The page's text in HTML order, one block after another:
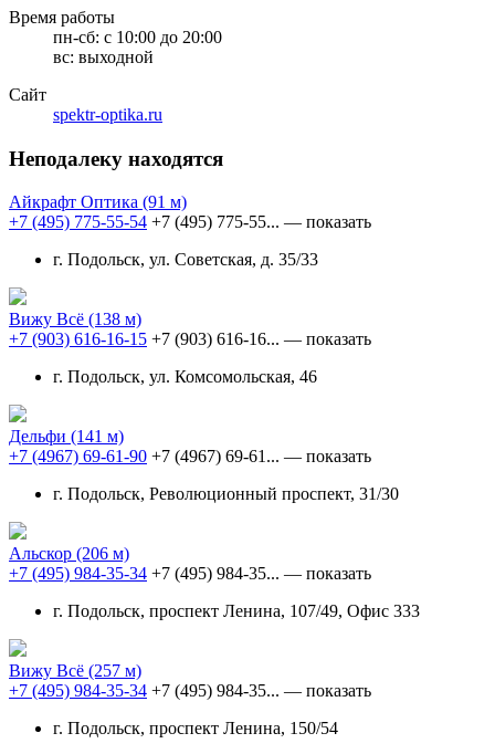
Время работы
пн-сб: с 10:00 до 20:00
вс: выходной
Сайт
spektr-optika.ru
Неподалеку находятся
Айкрафт Оптика (91 м)
+7 (495) 775-55-54 +7 (495) 775-55... — показать
г. Подольск, ул. Советская, д. 35/33
Вижу Всё (138 м)
+7 (903) 616-16-15 +7 (903) 616-16... — показать
г. Подольск, ул. Комсомольская, 46
Дельфи (141 м)
+7 (4967) 69-61-90 +7 (4967) 69-61... — показать
г. Подольск, Революционный проспект, 31/30
Альскор (206 м)
+7 (495) 984-35-34 +7 (495) 984-35... — показать
г. Подольск, проспект Ленина, 107/49, Офис 333
Вижу Всё (257 м)
+7 (495) 984-35-34 +7 (495) 984-35... — показать
г. Подольск, проспект Ленина, 150/54